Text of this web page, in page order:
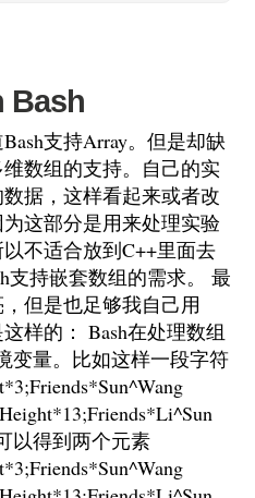
Bash
支持Array。但是却缺
数组的支持。自己的实
据，这样看起来或者改
这部分是用来处理实验
不适合放到C++里面去
支持嵌套数组的需求。 最
但是也足够我自己用
样的： Bash在处理数组
变量。比如这样一段字符
以得到两个元素